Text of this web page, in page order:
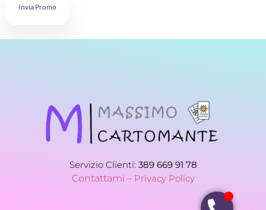
Invia Promo
Servizio Clienti: 389 669 91 78
Contattami – Privacy Policy